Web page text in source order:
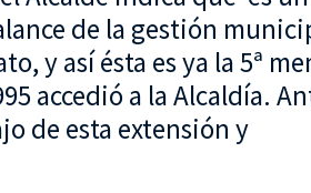
de la gestión
y así ésta es ya la 5ª
accedió a la Alcaldía.
de esta extensión y